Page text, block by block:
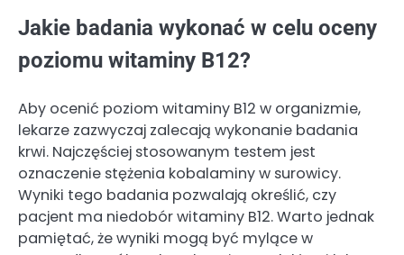
Jakie badania wykonać w celu oceny
poziomu witaminy B12?
Aby ocenić poziom witaminy B12 w organizmie,
lekarze zazwyczaj zalecają wykonanie badania
krwi. Najczęściej stosowanym testem jest
oznaczenie stężenia kobalaminy w surowicy.
Wyniki tego badania pozwalają określić, czy
pacjent ma niedobór witaminy B12. Warto jednak
pamiętać, że wyniki mogą być mylące w